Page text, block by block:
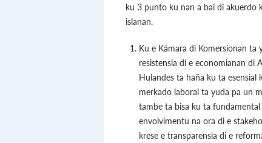
ku 3 punto ku nan a bai di akuerdo
islanan.
Ku e Kámara di Komersionan
resistensia di e economianan di
Hulandes ta haña ku ta
merkado laboral ta yuda pa un
tambe ta bisa ku ta
envolvimentu na ora di e
krese e transparensia di e